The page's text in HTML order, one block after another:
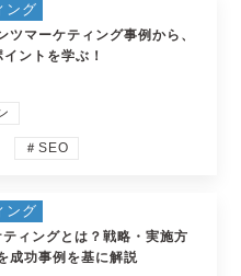
ング
ツマーケティング事例から、
ントを学ぶ！
＃SEO
ング
ィングとは？戦略・実施方
成功事例を基に解説